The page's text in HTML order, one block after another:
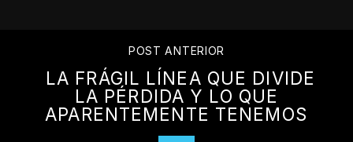
POST ANTERIOR
LA FRÁGIL LÍNEA QUE DIVIDE
LA PÉRDIDA Y LO QUE
APARENTEMENTE TENEMOS